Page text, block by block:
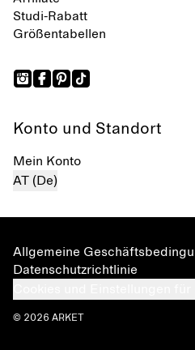
Studi-Rabatt
Größentabellen
Konto und Standort
Mein Konto
AT (De)
Allgemeine
Datenschutzrichtlinie
© 2026 ARKET